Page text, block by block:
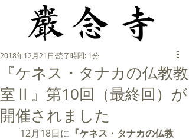
『ケネス・タナカの仏教教
室Ⅱ』第10回（最終回）が
開催されました
2018年12月21日 読了時間: 1分
12月18日に 『ケネス・タナカの仏教